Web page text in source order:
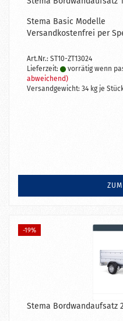
Stema Basic Modelle
Versandkostenfrei per
Art.Nr.: ST10-ZT13024
Lieferzeit:
vorrätig wenn
abweichend)
Versandgewicht: 34 kg je
-19%
Stema Bordwandaufsatz